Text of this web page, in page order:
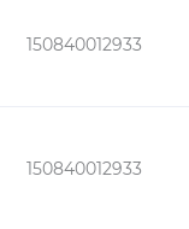
150840012933
150840012933